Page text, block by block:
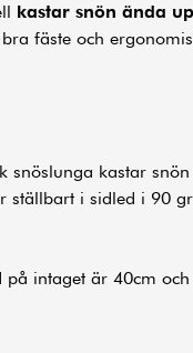
kastar snön ända
fäste och
snöslunga kastar
ställbart i sidled i 90
på intaget är 40cm